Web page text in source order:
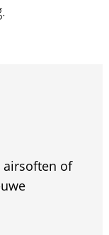
airsoften of